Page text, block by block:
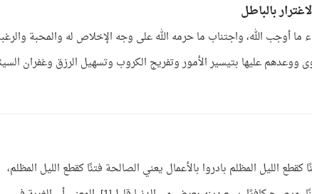
بالباطل
ما أوجب الله، واجتناب ما حرمه الله على وجه الإخلاص له والمحبة
ووعدهم عليها بتيسير الأمور وتفريج الكروب وتسهيل الرزق وغفران
الليل المظلم بادروا بالأعمال يعني الصالحة فتنًا كقطع الليل المظلم،